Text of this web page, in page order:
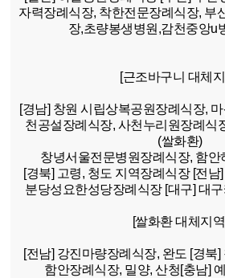
자력장례식장, 착한전문장례식장, 부
장,초량봉생병원,감천중앙u
[근조바구니 대체
[경남] 창원 시립상복공원장례식장,
천공설장례식장, 사천누리원장례식
(쌀화환)
창녕서울전문병원장례식장, 함
[경북] 고령, 청도 지역장례식장 [전남]
분당성요한성당장례식장 [대구] 대
[쌀화환 대체지
[전남] 강진마량장례식장, 완도 [경북]
함안장례식장, 밀양, 산청[충남]